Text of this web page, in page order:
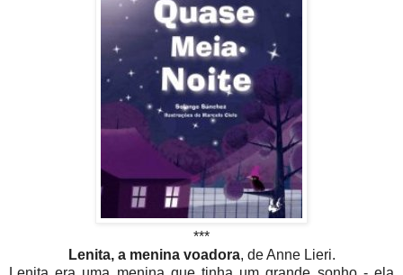
***
Lenita, a menina voadora, de Anne Lieri.